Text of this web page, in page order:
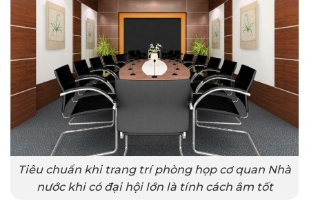
Tiêu chuẩn khi trang trí phòng họp cơ quan Nhà
nước khi có đại hội lớn là tính cách âm tốt